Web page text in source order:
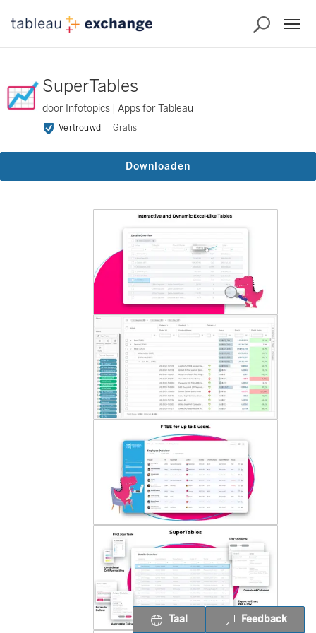
SuperTables
door Infotopics | Apps for Tableau
Vertrouwd Gratis
Downloaden
Taal Feedback